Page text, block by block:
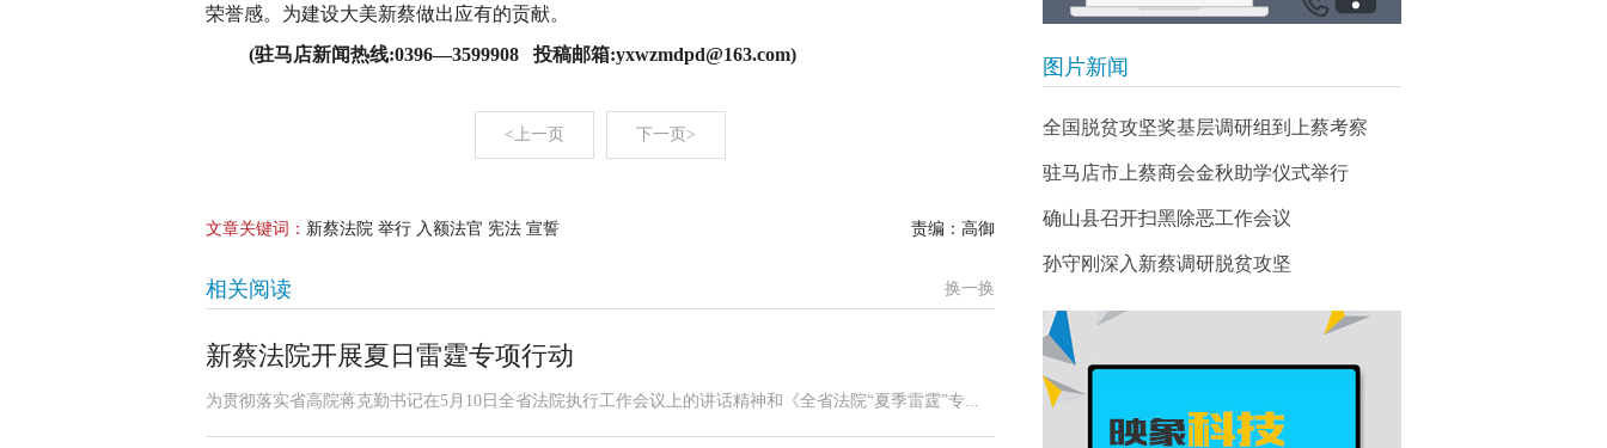
荣誉感。为建设大美新蔡做出应有的贡献。
(驻马店新闻热线:0396—3599908 投稿邮箱:yxwzmdpd@163.com)
<上一页 下一页>
文章关键词： 新蔡法院 举行 入额法官 宪法 宣誓 责编：高御
相关阅读 换一换
新蔡法院开展夏日雷霆专项行动
为贯彻落实省高院蒋克勤书记在5月10日全省法院执行工作会议上的讲话精神和《全省法院“夏季雷霆”专...
图片新闻
全国脱贫攻坚奖基层调研组到上蔡考察
驻马店市上蔡商会金秋助学仪式举行
确山县召开扫黑除恶工作会议
孙守刚深入新蔡调研脱贫攻坚